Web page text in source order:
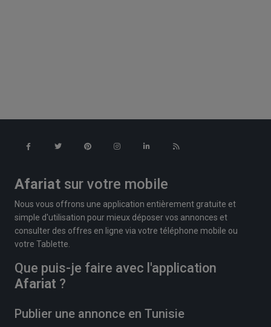
Afariat sur votre mobile
Nous vous offrons une application entièrement gratuite et
simple d'utilisation pour mieux déposer vos annonces et
consulter des offres en ligne via votre téléphone mobile ou
votre Tablette.
Que puis-je faire avec l'application
Afariat ?
Publier une annonce en Tunisie